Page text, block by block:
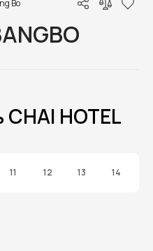
Bo
HOTEL
11 12 13 14